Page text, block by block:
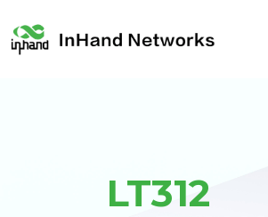
LT312